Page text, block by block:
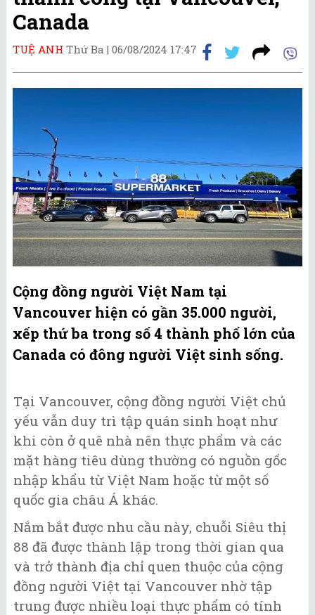
Canada
TUỆ ANH Thứ Ba | 06/08/2024 17:47
Cộng đồng người Việt Nam tại
Vancouver hiện có gần 35.000 người,
xếp thứ ba trong số 4 thành phố lớn của
Canada có đông người Việt sinh sống.
Tại Vancouver, cộng đồng người Việt chủ
yếu vẫn duy trì tập quán sinh hoạt như
khi còn ở quê nhà nên thực phẩm và các
mặt hàng tiêu dùng thường có nguồn gốc
nhập khẩu từ Việt Nam hoặc từ một số
quốc gia châu Á khác.
Nắm bắt được nhu cầu này, chuỗi Siêu thị
88 đã được thành lập trong thời gian qua
và trở thành địa chỉ quen thuộc của cộng
đồng người Việt tại Vancouver nhờ tập
trung được nhiều loại thực phẩm có tính